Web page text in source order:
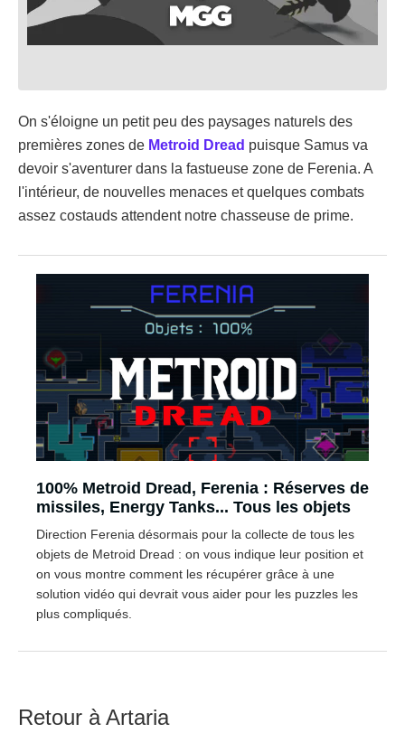
On s'éloigne un petit peu des paysages naturels des
premières zones de Metroid Dread puisque Samus va
devoir s'aventurer dans la fastueuse zone de Ferenia. A
l'intérieur, de nouvelles menaces et quelques combats
assez costauds attendent notre chasseuse de prime.
100% Metroid Dread, Ferenia : Réserves de
missiles, Energy Tanks... Tous les objets
Direction Ferenia désormais pour la collecte de tous les
objets de Metroid Dread : on vous indique leur position et
on vous montre comment les récupérer grâce à une
solution vidéo qui devrait vous aider pour les puzzles les
plus compliqués.
Retour à Artaria